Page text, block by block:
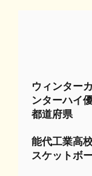
ウィンター
ンターハイ
都道府県
能代工業高
スケットボ